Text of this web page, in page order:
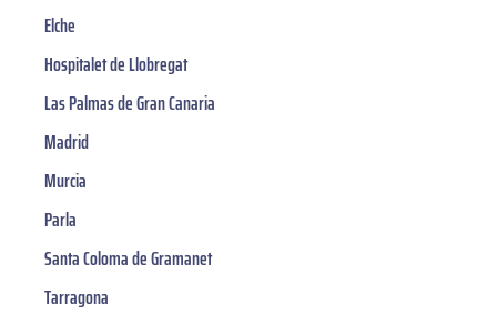
Elche
Hospitalet de Llobregat
Las Palmas de Gran Canaria
Madrid
Murcia
Parla
Santa Coloma de Gramanet
Tarragona